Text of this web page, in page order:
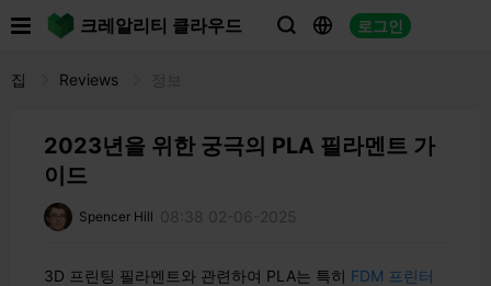
크레알리티 클라우드   로그인
집 Reviews
2023년을 위한 궁극의 PLA 필라멘트 가
이드
Spencer Hill 08:38 02-06-2025
3D 프린팅 필라멘트와 관련하여 PLA는 특히 FDM 프린터